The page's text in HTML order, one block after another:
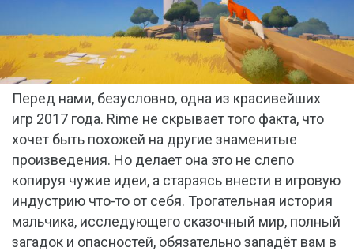
Перед нами, безусловно, одна из красивейших
игр 2017 года. Rime не скрывает того факта, что
хочет быть похожей на другие знаменитые
произведения. Но делает она это не слепо
копируя чужие идеи, а стараясь внести в игровую
индустрию что-то от себя. Трогательная история
мальчика, исследующего сказочный мир, полный
загадок и опасностей, обязательно западёт вам в